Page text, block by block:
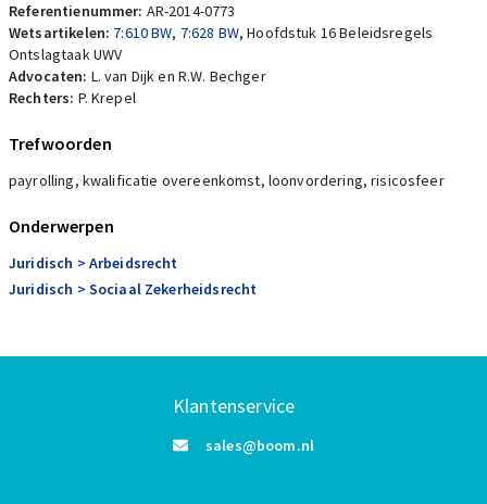
Referentienummer: AR-2014-0773
Wetsartikelen: 7:610 BW, 7:628 BW,Hoofdstuk 16 Beleidsregels
Ontslagtaak UWV
Advocaten: L. van Dijk en R.W. Bechger
Rechters: P. Krepel
Trefwoorden
payrolling, kwalificatie overeenkomst, loonvordering, risicosfeer
Onderwerpen
Juridisch > Arbeidsrecht
Juridisch > Sociaal Zekerheidsrecht
Klantenservice
sales@boom.nl